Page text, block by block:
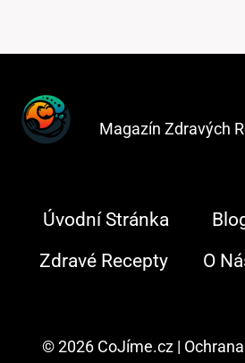
Magazín Zdravých
Úvodní Stránka
Zdravé Recepty
O
© 2026 CoJíme.cz |